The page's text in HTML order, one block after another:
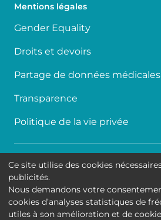
Mentions légales
Gender Equality
Droits et devoirs
Partage de données médicales
Transparence
Politique de la vie privée
Accessibilité
Contact
Cookies
Ce site utilise des cookies
publicités.
Nous demandons votre
cookies d’analyses statistiques de
utiles à son amélioration et de